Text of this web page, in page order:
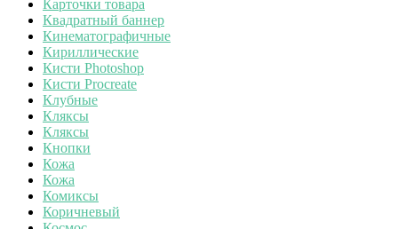
Карточки товара
Квадратный баннер
Кинематографичные
Кириллические
Кисти Photoshop
Кисти Procreate
Клубные
Кляксы
Кляксы
Кнопки
Кожа
Кожа
Комиксы
Коричневый